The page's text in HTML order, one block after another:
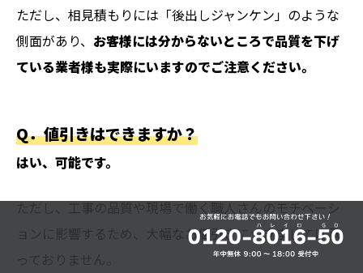
ただし、相見積もりには「後出しジャンケン」のような
側面があり、 お客様には分からないところで品質を下げ
ている業者様も実際にいますのでご注意ください。
Q．値引きはできますか？
はい、可能です。
ただし、工事の品質や現場で働く職人さんのモチベーシ
ョンに影響するため、大幅なお値引きにつきましては承
っておりません。